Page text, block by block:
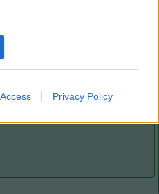
Privacy Policy